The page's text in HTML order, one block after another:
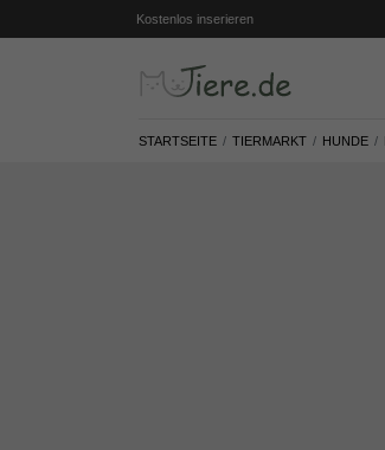
Kostenlos inserieren
STARTSEITE TIERMARKT HUNDE